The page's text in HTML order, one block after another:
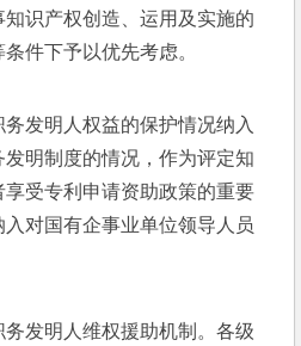
识产权创造、运用及实施的
件下予以优先考虑。
发明人权益的保护情况纳入
明制度的情况，作为评定知
受专利申请资助政策的重要
对国有企事业单位领导人员
发明人维权援助机制。各级